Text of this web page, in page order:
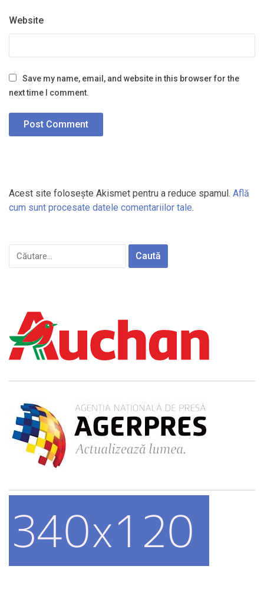
Website
Save my name, email, and website in this browser for the
next time I comment.
Acest site folosește Akismet pentru a reduce spamul. Află
cum sunt procesate datele comentariilor tale.
Caută
după: